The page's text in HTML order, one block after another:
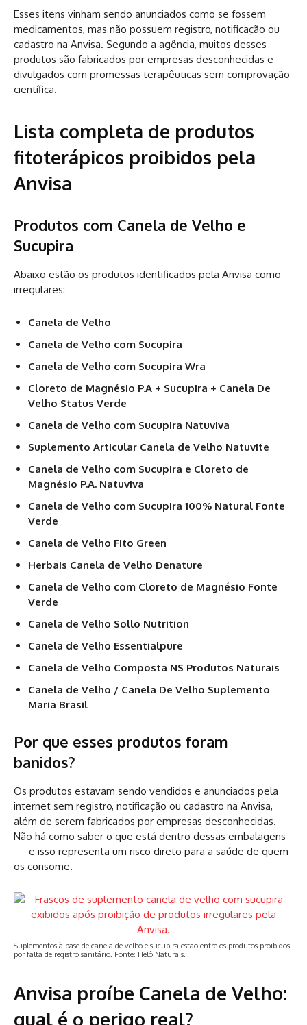
Esses itens vinham sendo anunciados como se fossem
medicamentos, mas não possuem registro, notificação ou
cadastro na Anvisa. Segundo a agência, muitos desses
produtos são fabricados por empresas desconhecidas e
divulgados com promessas terapêuticas sem comprovação
científica.
Lista completa de produtos
fitoterápicos proibidos pela
Anvisa
Produtos com Canela de Velho e
Sucupira
Abaixo estão os produtos identificados pela Anvisa como
irregulares:
Canela de Velho
Canela de Velho com Sucupira
Canela de Velho com Sucupira Wra
Cloreto de Magnésio P.A + Sucupira + Canela De
Velho Status Verde
Canela de Velho com Sucupira Natuviva
Suplemento Articular Canela de Velho Natuvite
Canela de Velho com Sucupira e Cloreto de
Magnésio P.A. Natuviva
Canela de Velho com Sucupira 100% Natural Fonte
Verde
Canela de Velho Fito Green
Herbais Canela de Velho Denature
Canela de Velho com Cloreto de Magnésio Fonte
Verde
Canela de Velho Sollo Nutrition
Canela de Velho Essentialpure
Canela de Velho Composta NS Produtos Naturais
Canela de Velho / Canela De Velho Suplemento
Maria Brasil
Por que esses produtos foram
banidos?
Os produtos estavam sendo vendidos e anunciados pela
internet sem registro, notificação ou cadastro na Anvisa,
além de serem fabricados por empresas desconhecidas.
Não há como saber o que está dentro dessas embalagens
— e isso representa um risco direto para a saúde de quem
os consome.
Suplementos à base de canela de velho e sucupira estão entre os produtos proibidos
por falta de registro sanitário. Fonte: Helô Naturais.
Anvisa proíbe Canela de Velho:
qual é o perigo real?